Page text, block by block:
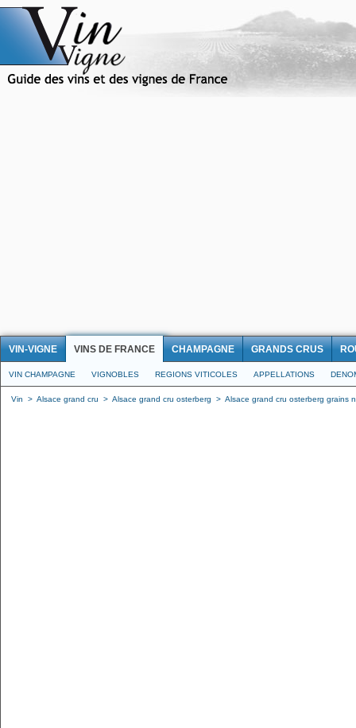
VIN-VIGNE VINS DE FRANCE CHAMPAGNE GRANDS CRUS
VIN CHAMPAGNE VIGNOBLES REGIONS VITICOLES APPELLATIONS
Vin > Alsace grand cru > Alsace grand cru osterberg > Alsace grand cru osterberg grains